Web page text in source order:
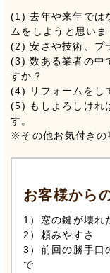
(1) 去年や来年では
ムをしようと思いま
(2) 安さや技術、プ
(3) 数ある業者の中
すか？
(4) リフォームをし
(5) もしよろしけれ
す。
※その他お気付きの
お客様から
1）窓の鍵が壊れ
2）頼みやすさ
3）前回の勝手口
で